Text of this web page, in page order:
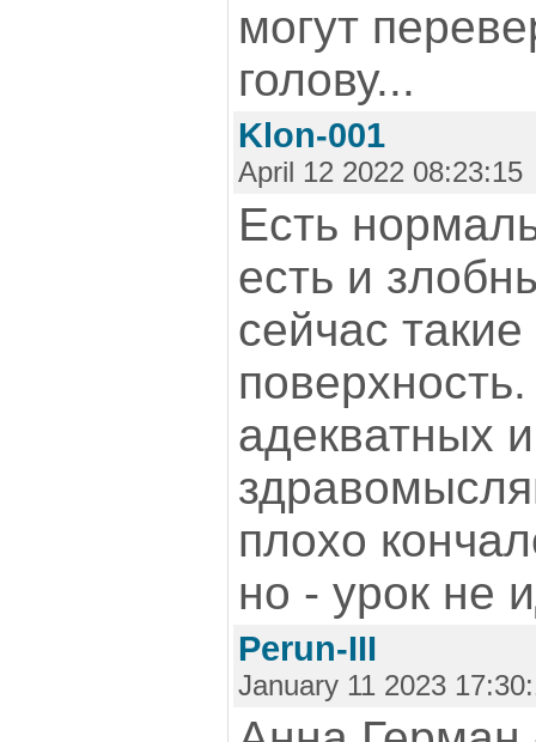
могут
голову...
Klon-001
April 12 2022 08:23:15
Есть
есть и
сейчас
адекватных и
плохо
но - урок не
Perun-III
January 11 2023